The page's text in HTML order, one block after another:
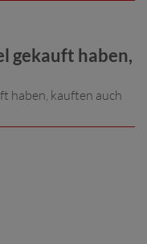
gekauft haben,
haben, kauften auch